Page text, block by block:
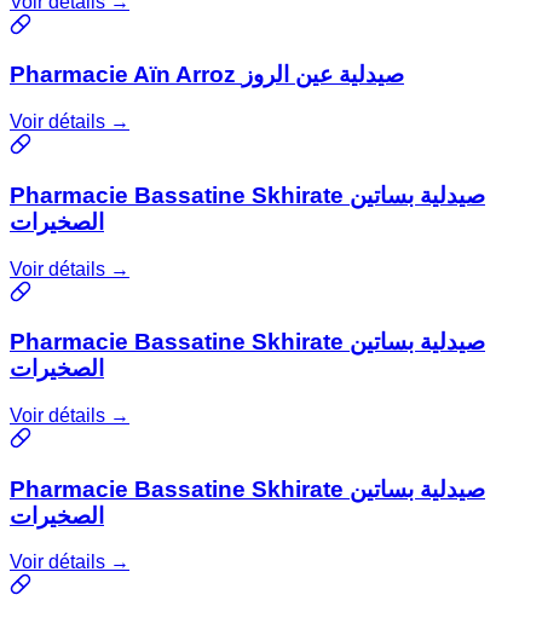
Pharmacie Aïn Arroz صيدلية عين الروز
Voir détails →
Pharmacie Bassatine Skhirate صيدلية بساتين
الصخيرات
Voir détails →
Pharmacie Bassatine Skhirate صيدلية بساتين
الصخيرات
Voir détails →
Pharmacie Bassatine Skhirate صيدلية بساتين
الصخيرات
Voir détails →